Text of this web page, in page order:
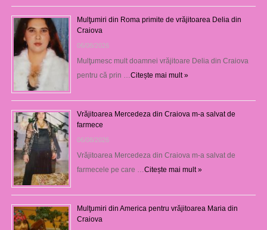
Mulţumiri din Roma primite de vrăjitoarea Delia din
Craiova
06/08/2026
Mulţumesc mult doamnei vrăjitoare Delia din Craiova
pentru că prin …Citește mai mult »
Vrăjitoarea Mercedeza din Craiova m-a salvat de
farmece
06/08/2026
Vrăjitoarea Mercedeza din Craiova m-a salvat de
farmecele pe care …Citește mai mult »
Mulţumiri din America pentru vrăjitoarea Maria din
Craiova